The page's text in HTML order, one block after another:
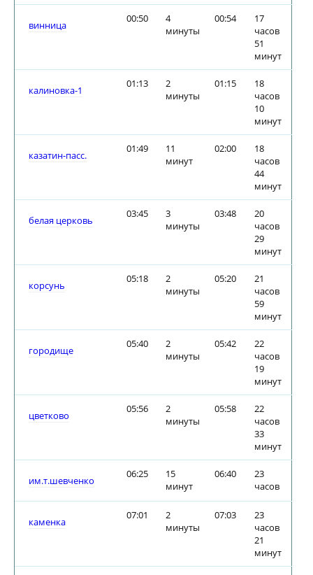
винница
00:50
4
минуты
00:54
17
часов
51
минут
калиновка-1
01:13
2
минуты
01:15
18
часов
10
минут
казатин-пасс.
01:49
11
минут
02:00
18
часов
44
минут
белая церковь
03:45
3
минуты
03:48
20
часов
29
минут
корсунь
05:18
2
минуты
05:20
21
часов
59
минут
городище
05:40
2
минуты
05:42
22
часов
19
минут
цветково
05:56
2
минуты
05:58
22
часов
33
минут
им.т.шевченко
06:25
15
минут
06:40
23
часов
каменка
07:01
2
минуты
07:03
23
часов
21
минут